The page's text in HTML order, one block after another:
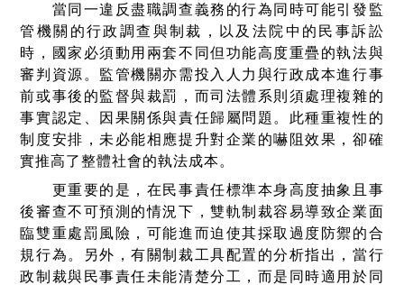
當同一違反盡職調查義務的行為同時可能引發監
管機關的行政調查與制裁，以及法院中的民事訴訟
時，國家必須動用兩套不同但功能高度重疊的執法與
審判資源。監管機關亦需投入人力與行政成本進行事
前或事後的監督與裁罰，而司法體系則須處理複雜的
事實認定、因果關係與責任歸屬問題。此種重複性的
制度安排，未必能相應提升對企業的嚇阻效果，卻確
實推高了整體社會的執法成本。
更重要的是，在民事責任標準本身高度抽象且事
後審查不可預測的情況下，雙軌制裁容易導致企業面
臨雙重處罰風險，可能進而迫使其採取過度防禦的合
規行為。另外，有關制裁工具配置的分析指出，當行
政制裁與民事責任未能清楚分工，而是同時適用於同